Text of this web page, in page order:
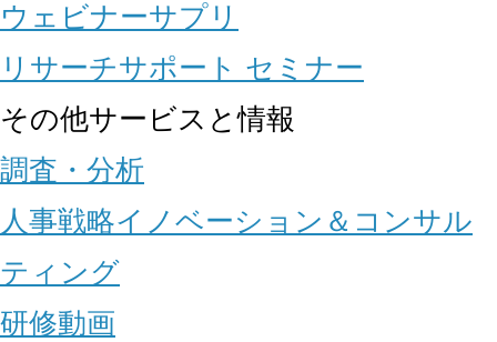
ウェビナーサプリ
リサーチサポート セミナー
その他サービスと情報
調査・分析
人事戦略イノベーション＆コンサル
ティング
研修動画